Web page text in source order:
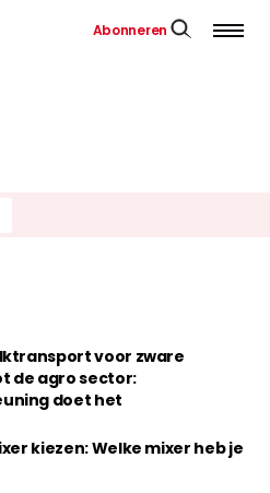
Abonneren
voor zware
de agro sector:
doet het
kiezen: Welke mixer heb je